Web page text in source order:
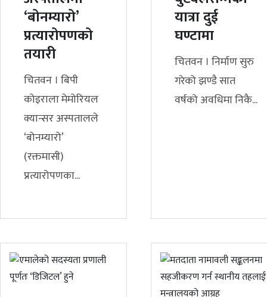
‘बोनम्यारो’
प्रत्यारोपणको
तयारी
चितवन । बिपी
कोइराला मेमोरियल
क्यान्सर अस्पतालले
‘बोनम्यारो’
(रक्तमासी)
प्रत्यारोपणका...
यात्रा दुई
घण्टामा
चितवन । निर्माण सुरु
गरेको झण्डै सात
वर्षको अवधिमा निकै...